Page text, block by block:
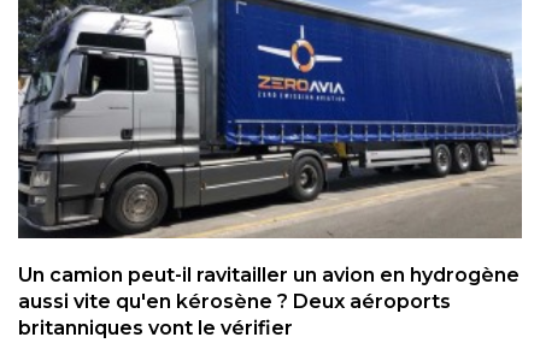
Un camion peut-il ravitailler un avion en hydrogène
aussi vite qu'en kérosène ? Deux aéroports
britanniques vont le vérifier